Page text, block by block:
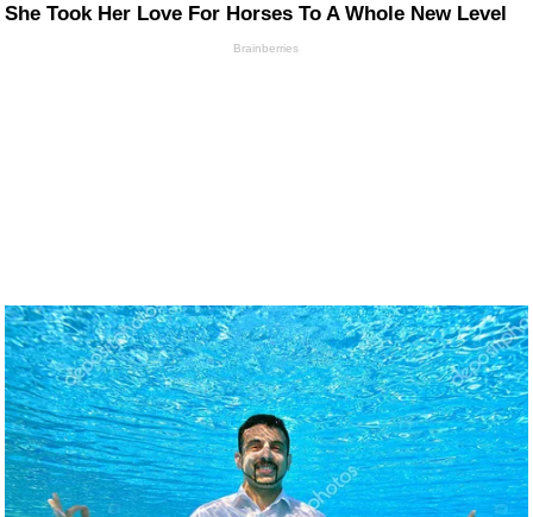
She Took Her Love For Horses To A Whole New Level
Brainberries